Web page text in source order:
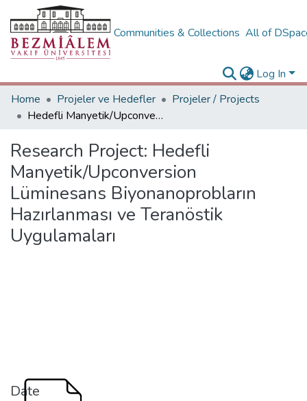
Communities & Collections All of
Log In
Home
Projeler ve Hedefler
Projeler / Projects
Hedefli Manyetik/Upconversion Lüminesans Biyonanoprobların Hazırlanması ve Teranöstik Uygulamaları
Research Project: Hedefli
Manyetik/Upconversion
Lüminesans Biyonanoprobların
Hazırlanması ve Teranöstik
Uygulamaları
Date